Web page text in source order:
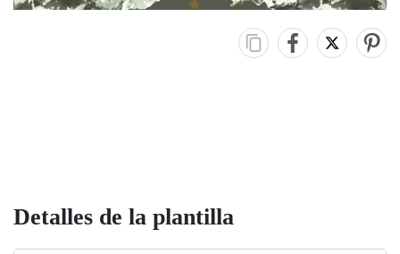
Detalles de la plantilla